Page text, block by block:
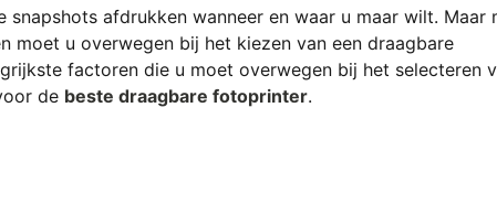
snapshots afdrukken wanneer en waar u maar wilt. Maar
u overwegen bij het kiezen van een draagbare
factoren die u moet overwegen bij het selecteren
de beste draagbare fotoprinter.